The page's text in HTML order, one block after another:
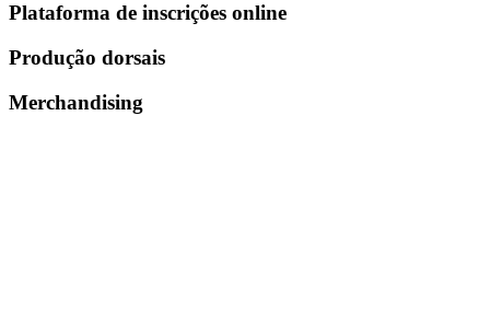
Plataforma de inscrições online
Produção dorsais
Merchandising